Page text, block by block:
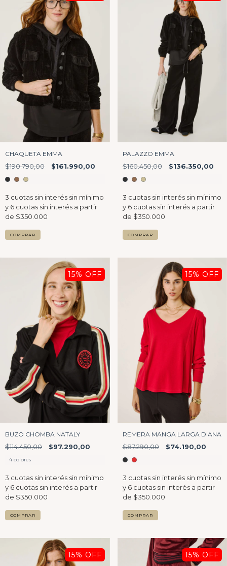
CHAQUETA EMMA
$190.790,00 $161.990,00
COMPRAR
PALAZZO EMMA
$160.450,00 $136.350,00
COMPRAR
15% OFF
BUZO CHOMBA NATALY
$114.450,00 $97.290,00
4 colores
COMPRAR
15% OFF
REMERA MANGA LARGA DIANA
$87.290,00 $74.190,00
COMPRAR
15% OFF 15% OFF